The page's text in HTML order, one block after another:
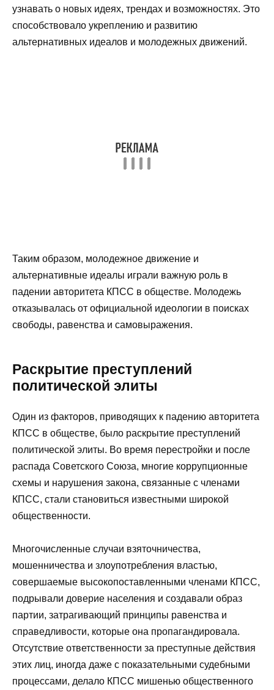
узнавать о новых идеях, трендах и возможностях. Это
способствовало укреплению и развитию
альтернативных идеалов и молодежных движений.
Таким образом, молодежное движение и
альтернативные идеалы играли важную роль в
падении авторитета КПСС в обществе. Молодежь
отказывалась от официальной идеологии в поисках
свободы, равенства и самовыражения.
Раскрытие преступлений
политической элиты
Один из факторов, приводящих к падению авторитета
КПСС в обществе, было раскрытие преступлений
политической элиты. Во время перестройки и после
распада Советского Союза, многие коррупционные
схемы и нарушения закона, связанные с членами
КПСС, стали становиться известными широкой
общественности.
Многочисленные случаи взяточничества,
мошенничества и злоупотребления властью,
совершаемые высокопоставленными членами КПСС,
подрывали доверие населения и создавали образ
партии, затрагивающий принципы равенства и
справедливости, которые она пропагандировала.
Отсутствие ответственности за преступные действия
этих лиц, иногда даже с показательными судебными
процессами, делало КПСС мишенью общественного